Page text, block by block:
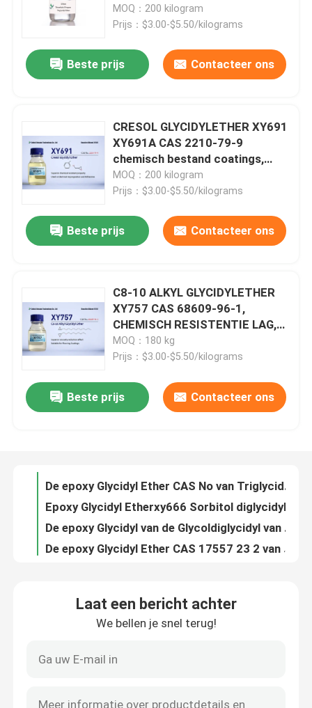
Huis
Producten
Ongeveer ons
Kwaliteitscontrole
Contacteer ons
Alkyl Glycidyl Ether
Alifatische Glycidyl Ether
De Ether van glycoldiglycidyl
TEMPERATURE
ENCAPSULANTS/ADHESIVES,
SEALANTS, 100% SOLIDE
EPOXY COATINGS, MULTI-
MOQ：200 kilogram
Prijs：$3.00-$5.50/kilograms
Beste prijs Contacteer ons
CRESOL GLYCIDYLETHER XY691
XY691A CAS 2210-79-9
chemisch bestand coatings,
vloeren, BETON BENOEMINGEN,
BENOEMINGEN, BENOEMINGEN,
BENOEMINGEN, BENOEMINGEN,
BENOEMINGEN, BENOEMINGEN,
MOQ：200 kilogram
Prijs：$3.00-$5.50/kilograms
Beste prijs Contacteer ons
C8-10 ALKYL GLYCIDYLETHER
XY757 CAS 68609-96-1,
CHEMISCH RESISTENTIE LAG,
MARINE LAG, TOOLING EN
GEGASTING, GEBRUIKLICHE
MOQ：180 kg
Prijs：$3.00-$5.50/kilograms
Beste prijs Contacteer ons
Epoxy Glycidyl Etherxy634 Pentaerythritol Tetraglycidyl Ether CAS No. 3126-63-4
Epoxy Glycidyl Etherxy680 Allyl Glycidyl Ether CAS No. 106 92 3
Laat een bericht achter
We bellen je snel terug!